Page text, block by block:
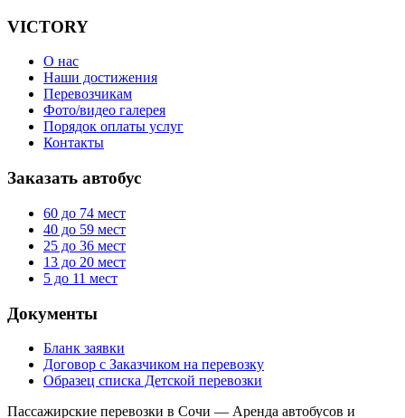
VICTORY
О нас
Наши достижения
Перевозчикам
Фото/видео галерея
Порядок оплаты услуг
Контакты
Заказать автобус
60 до 74 мест
40 до 59 мест
25 до 36 мест
13 до 20 мест
5 до 11 мест
Документы
Бланк заявки
Договор с Заказчиком на перевозку
Образец списка Детской перевозки
Пассажирские перевозки в Сочи — Аренда автобусов и